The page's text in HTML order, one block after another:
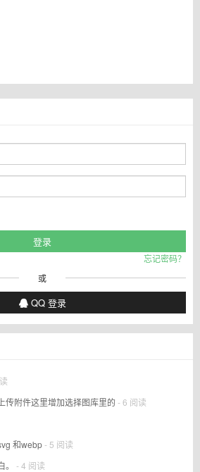
忘记密码？
或
QQ 登录
传附件这里增加选择图库里的 - 6 阅读
和webp- 5 阅读
- 4 阅读